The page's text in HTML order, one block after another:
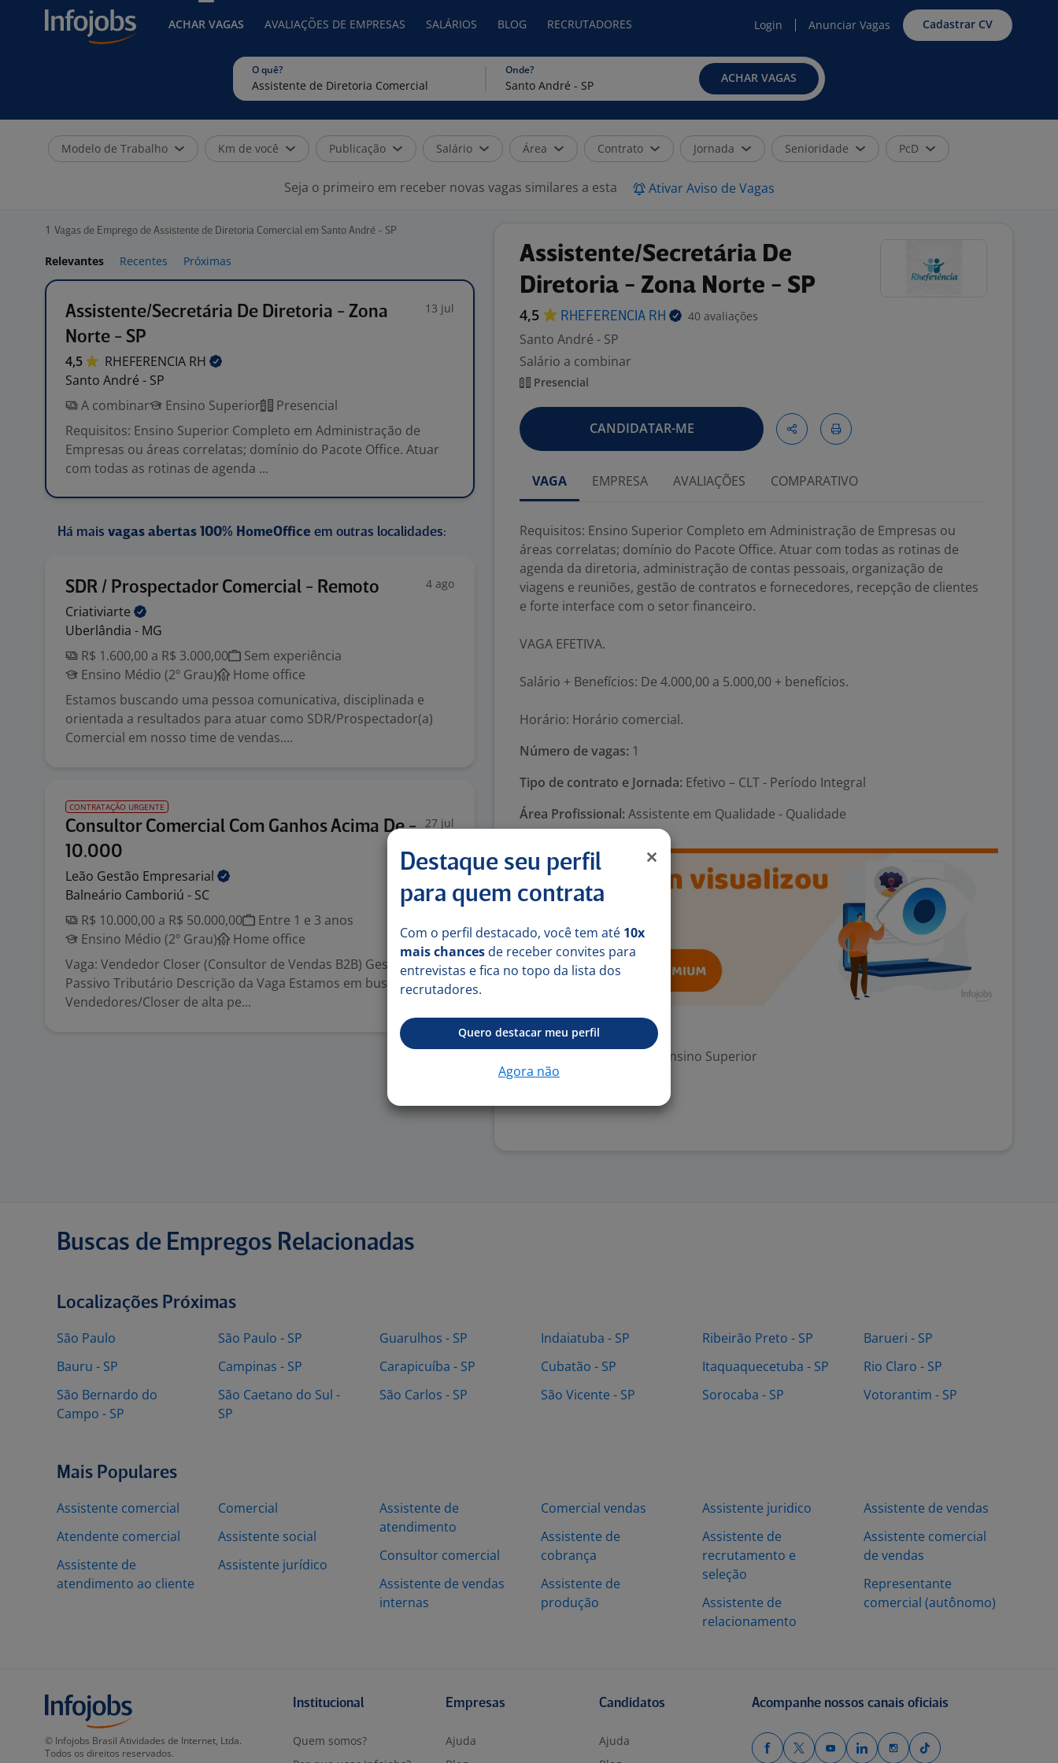
ACHAR VAGAS AVALIAÇÕES DE EMPRESAS SALÁRIOS BLOG RECRUTADORES Login Anunciar Vagas Cadastrar CV
O quê? Onde?
ACHAR VAGAS
Modelo de Trabalho Km de você Publicação Salário Área Contrato Jornada Senioridade PcD
Seja o primeiro em receber novas vagas similares a esta Ativar Aviso de Vagas
1 Vagas de Emprego de Assistente de Diretoria Comercial em Santo André - SP
Relevantes Recentes Próximas
Assistente/Secretária De Diretoria - Zona
Norte - SP
13 jul
4,5 RHEFERENCIA RH
Santo André - SP
A combinar
Ensino Superior
Presencial
Requisitos: Ensino Superior Completo em Administração de
Empresas ou áreas correlatas; domínio do Pacote Office. Atuar
com todas as rotinas de agenda ...
Há mais vagas abertas 100% HomeOffice em outras localidades:
SDR / Prospectador Comercial - Remoto 4 ago
Criativiarte
Uberlândia - MG
R$ 1.600,00 a R$ 3.000,00
Sem experiência
Ensino Médio (2º Grau)
Home office
Estamos buscando uma pessoa comunicativa, disciplinada e
orientada a resultados para atuar como SDR/Prospectador(a)
Comercial em nosso time de vendas....
CONTRATAÇÃO URGENTE
Consultor Comercial Com Ganhos Acima De -
10.000
27 jul
Leão Gestão Empresarial
Balneário Camboriú - SC
R$ 10.000,00 a R$ 50.000,00
Entre 1 e 3 anos
Ensino Médio (2º Grau)
Home office
Vaga: Vendedor Closer (Consultor de Vendas B2B) Gestão de
Passivo Tributário Descrição da Vaga Estamos em busca de
Vendedores/Closer de alta pe...
Assistente/Secretária De
Diretoria - Zona Norte - SP
4,5 RHEFERENCIA RH 40 avaliações
Santo André - SP
Salário a combinar
Presencial
CANDIDATAR-ME
VAGA EMPRESA AVALIAÇÕES COMPARATIVO
Requisitos: Ensino Superior Completo em Administração de Empresas ou
áreas correlatas; domínio do Pacote Office. Atuar com todas as rotinas de
agenda da diretoria, administração de contas pessoais, organização de
viagens e reuniões, gestão de contratos e fornecedores, recepção de clientes
e forte interface com o setor financeiro.
VAGA EFETIVA.
Salário + Benefícios: De 4.000,00 a 5.000,00 + benefícios.
Horário: Horário comercial.
Número de vagas: 1
Tipo de contrato e Jornada: Efetivo – CLT - Período Integral
Área Profissional: Assistente em Qualidade - Qualidade
Exigências
Escolaridade Mínima: Ensino Superior
Buscas de Empregos Relacionadas
Localizações Próximas
São Paulo
Bauru - SP
São Bernardo do
Campo - SP
São Paulo - SP
Campinas - SP
São Caetano do Sul -
SP
Guarulhos - SP
Carapicuíba - SP
São Carlos - SP
Indaiatuba - SP
Cubatão - SP
São Vicente - SP
Ribeirão Preto - SP
Itaquaquecetuba - SP
Sorocaba - SP
Barueri - SP
Rio Claro - SP
Votorantim - SP
Mais Populares
Assistente comercial
Atendente comercial
Assistente de
atendimento ao cliente
Comercial
Assistente social
Assistente jurídico
Assistente de
atendimento
Consultor comercial
Assistente de vendas
internas
Comercial vendas
Assistente de
cobrança
Assistente de
produção
Assistente juridico
Assistente de
recrutamento e
seleção
Assistente de
relacionamento
Assistente de vendas
Assistente comercial
de vendas
Representante
comercial (autônomo)
Destaque seu perfil
para quem contrata
Com o perfil destacado, você tem até 10x
mais chances de receber convites para
entrevistas e fica no topo da lista dos
recrutadores.
Quero destacar meu perfil
Agora não
© Infojobs Brasil Atividades de Internet, Ltda.
Todos os direitos reservados.
Institucional
Quem somos?
Empresas
Ajuda
Candidatos
Ajuda
Acompanhe nossos canais oficiais